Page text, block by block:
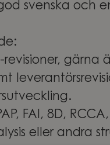
svenska och
revisioner, gärna
FAI, 8D,
eller andra